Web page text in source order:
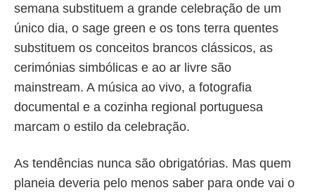
semana substituem a grande celebração de um
único dia, o sage green e os tons terra quentes
substituem os conceitos brancos clássicos, as
cerimónias simbólicas e ao ar livre são
mainstream. A música ao vivo, a fotografia
documental e a cozinha regional portuguesa
marcam o estilo da celebração.
As tendências nunca são obrigatórias. Mas quem
planeia deveria pelo menos saber para onde vai o